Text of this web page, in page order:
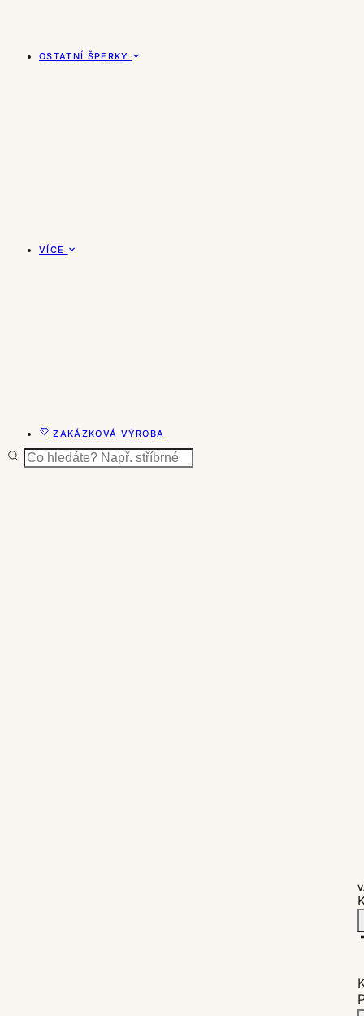
OSTATNÍ ŠPERKY
VÍCE
ZAKÁZKOVÁ VÝROBA